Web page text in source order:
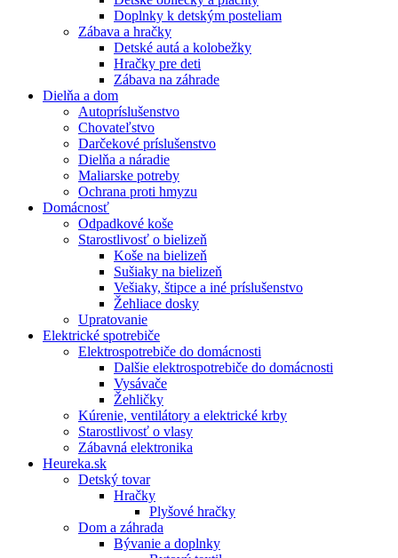
Doplnky k detským posteliam
Zábava a hračky
Detské autá a kolobežky
Hračky pre deti
Zábava na záhrade
Dielňa a dom
Autopríslušenstvo
Chovateľstvo
Darčekové príslušenstvo
Dielňa a náradie
Maliarske potreby
Ochrana proti hmyzu
Domácnosť
Odpadkové koše
Starostlivosť o bielizeň
Koše na bielizeň
Sušiaky na bielizeň
Vešiaky, štipce a iné príslušenstvo
Žehliace dosky
Upratovanie
Elektrické spotrebiče
Elektrospotrebiče do domácnosti
Dalšie elektrospotrebiče do domácnosti
Vysávače
Žehličky
Kúrenie, ventilátory a elektrické krby
Starostlivosť o vlasy
Zábavná elektronika
Heureka.sk
Detský tovar
Hračky
Plyšové hračky
Dom a záhrada
Bývanie a doplnky